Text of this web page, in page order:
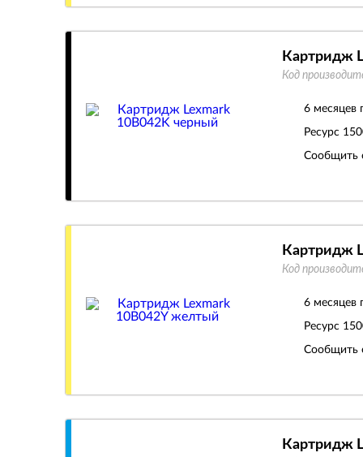
Картридж
Код
6 месяцев
Ресурс
Сообщить
Картридж
Код
6 месяцев
Ресурс
Сообщить
Картридж